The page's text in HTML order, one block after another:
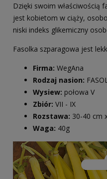
Dzięki swoim właściwością
jest kobietom w ciąży,
niski indeks glikemiczny
Fasolka szparagowa jest
Firma: WegAna
Rodzaj nasion:
Wysiew: połowa V
Zbiór: VII - IX
Rozstawa: 30-40 cm
Waga: 40g